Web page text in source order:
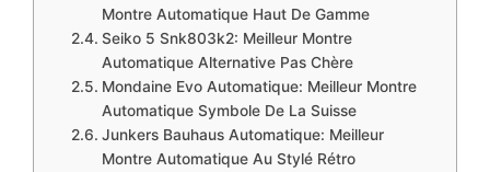
Montre Automatique Haut De Gamme
​Seiko 5 Snk803k2: Meilleur Montre
Automatique Alternative Pas Chère
​Mondaine Evo Automatique: Meilleur Montre
Automatique Symbole De La Suisse
​Junkers Bauhaus Automatique: Meilleur
Montre Automatique Au Stylé Rétro